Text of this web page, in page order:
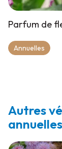
Parfum de
Annuelles
Autres
annuelles